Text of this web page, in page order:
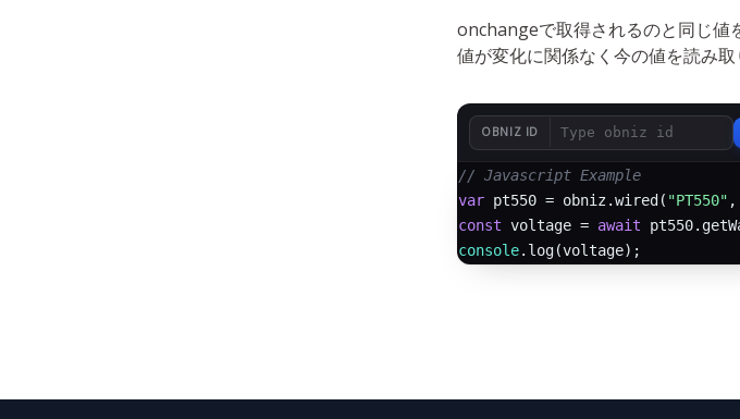
onchangeで取得されるのと同じ値
値が変化に関係なく今の値を読み取
OBNIZ ID
// Javascript Example
var pt550 = obniz.wired( "PT550"
const voltage = await
console